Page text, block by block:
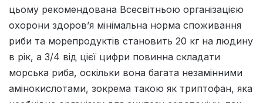
цьому рекомендована Всесвітньою організацією
охорони здоров’я мінімальна норма споживання
риби та морепродуктів становить 20 кг на людину
в рік, а 3/4 від цієї цифри повинна складати
морська риба, оскільки вона багата незамінними
амінокислотами, зокрема такою як триптофан, яка